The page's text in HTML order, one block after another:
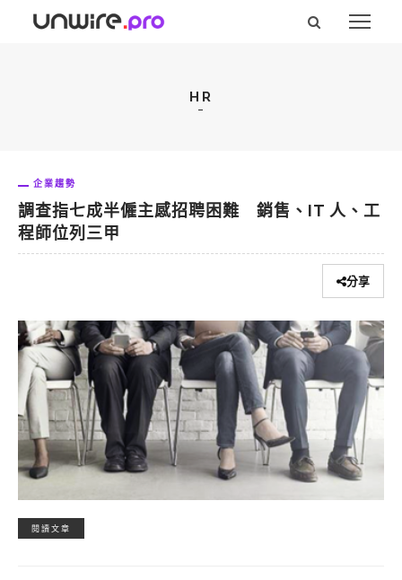
HR
企業趨勢
調查指七成半僱主感招聘困難 銷售、IT 人、工
程師位列三甲
分享
閱讀文章